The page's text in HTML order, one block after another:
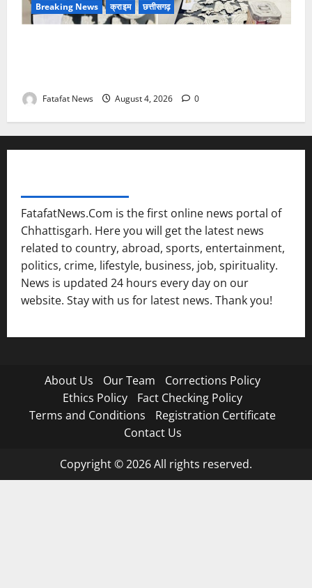
Breaking News क्राइम छत्तीसगढ़
Fatafat News August 4, 2026 0
FatafatNews.Com is the first online news portal of
Chhattisgarh. Here you will get the latest news
related to country, abroad, sports, entertainment,
politics, crime, lifestyle, business, job, spirituality.
News is updated 24 hours every day on our
website. Stay with us for latest news. Thank you!
About Us Our Team
Corrections Policy
Ethics Policy
Fact Checking Policy
Terms and Conditions
Registration Certificate
Contact Us
Copyright © 2026 All rights reserved.